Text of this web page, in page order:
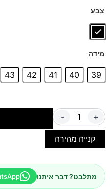
צבע
מידה
39
40
41
42
43
- +
קנייה מהירה
מתלבט? דבר איתנו